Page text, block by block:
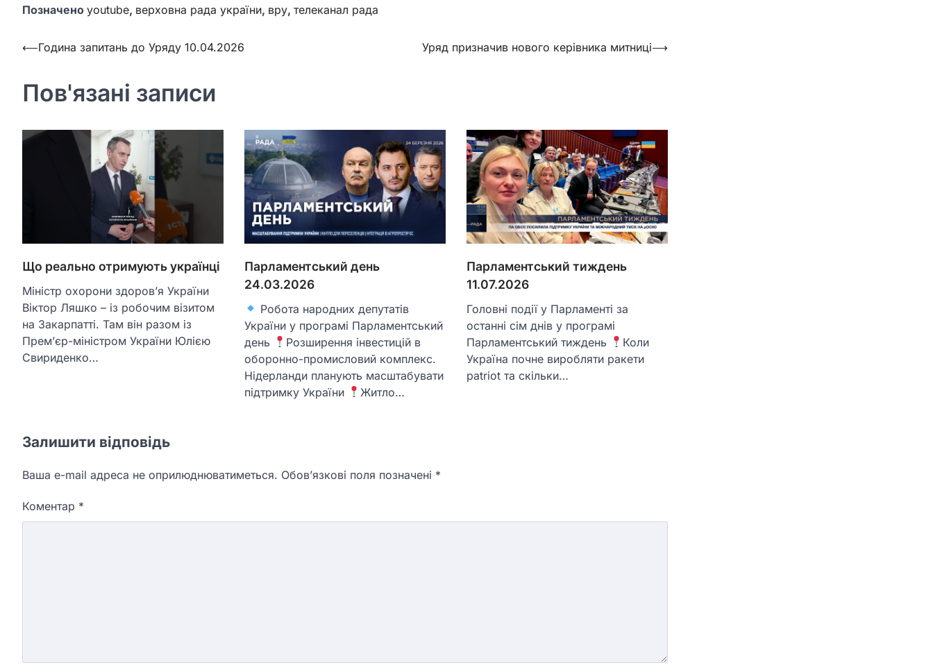
Позначено youtube, верховна рада україни, вру, телеканал рада
Навігація
⟵Година запитань до Уряду 10.04.2026 Уряд призначив нового керівника митниці⟶
Пов'язані записи
Що реально отримують українці
Міністр охорони здоров’я України
Віктор Ляшко – із робочим візитом
на Закарпатті. Там він разом із
Прем’єр-міністром України Юлією
Свириденко…
Парламентський день
24.03.2026
Робота народних депутатів
України у програмі Парламентський
день
Розширення інвестицій в
оборонно-промисловий комплекс.
Нідерланди планують масштабувати
підтримку України
Житло…
Парламентський тиждень
11.07.2026
Головні події у Парламенті за
останні сім днів у програмі
Парламентський тиждень
Коли
Україна почне виробляти ракети
patriot та скільки…
Залишити відповідь
Ваша e-mail адреса не оприлюднюватиметься. Обов’язкові поля позначені *
Коментар *